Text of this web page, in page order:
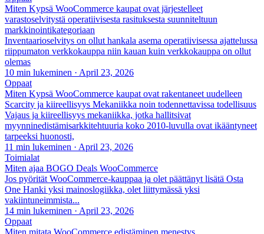
Miten Kypsä WooCommerce kaupat ovat järjestelleet
varastoselvitystä operatiivisesta rasituksesta suunniteltuun
markkinointikategoriaan
Inventaarioselvitys on ollut hankala asema operatiivisessa ajattelussa
riippumaton verkkokauppa niin kauan kuin verkkokauppa on ollut
olemas
10 min lukeminen · April 23, 2026
Oppaat
Miten Kypsä WooCommerce kaupat ovat rakentaneet uudelleen
Scarcity ja kiireellisyys Mekaniikka noin todennettavissa todellisuus
Vajaus ja kiireellisyys mekaniikka, jotka hallitsivat
myynninedistämisarkkitehtuuria koko 2010-luvulla ovat ikääntyneet
tarpeeksi huonosti,
11 min lukeminen · April 23, 2026
Toimialat
Miten ajaa BOGO Deals WooCommerce
Jos pyörität WooCommerce-kauppaa ja olet päättänyt lisätä Osta
One Hanki yksi mainoslogiikka, olet liittymässä yksi
vakiintuneimmista...
14 min lukeminen · April 23, 2026
Oppaat
Miten mitata WooCommerce edistäminen menestys